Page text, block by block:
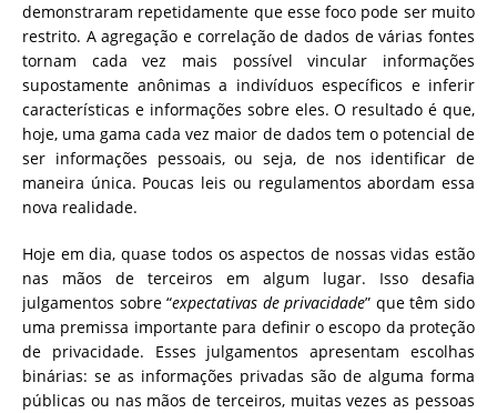
demonstraram repetidamente que esse foco pode ser muito
restrito. A agregação e correlação de dados de várias fontes
tornam cada vez mais possível vincular informações
supostamente anônimas a indivíduos específicos e inferir
características e informações sobre eles.O resultado é que,
hoje, uma gama cada vez maior de dados tem o potencial de
ser informações pessoais, ou seja, de nos identificar de
maneira única. Poucas leis ou regulamentos abordam essa
nova realidade.
Hoje em dia, quase todos os aspectos de nossas vidas estão
nas mãos de terceiros em algum lugar. Isso desafia
julgamentos sobre “expectativas de privacidade” que têm sido
uma premissa importante para definir o escopo da proteção
de privacidade. Esses julgamentos apresentam escolhas
binárias: se as informações privadas são de alguma forma
públicas ou nas mãos de terceiros, muitas vezes as pessoas